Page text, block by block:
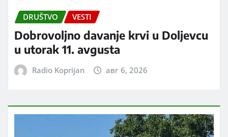
DRUŠTVO VESTI
Dobrovoljno davanje krvi u Doljevcu
u utorak 11. avgusta
Radio Koprijan авг 6, 2026